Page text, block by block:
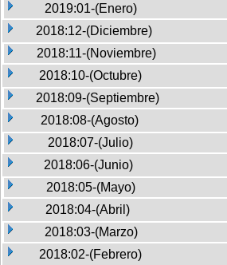
2019:01-(Enero)
2018:12-(Diciembre)
2018:11-(Noviembre)
2018:10-(Octubre)
2018:09-(Septiembre)
2018:08-(Agosto)
2018:07-(Julio)
2018:06-(Junio)
2018:05-(Mayo)
2018:04-(Abril)
2018:03-(Marzo)
2018:02-(Febrero)